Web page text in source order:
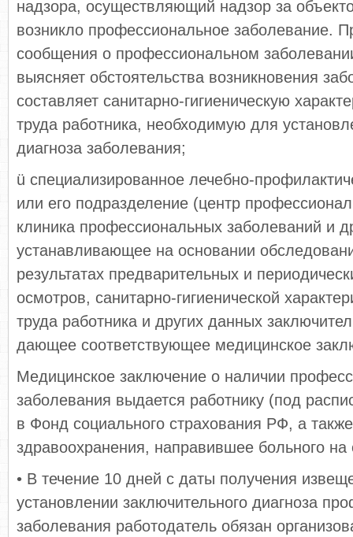
надзора, осуществляющий надзор за
возникло профессиональное заболевание.
сообщения о профессиональном
выясняет обстоятельства возникновения
составляет санитарно-гигиеническую
труда работника, необходимую для
диагноза заболевания;
ü специализированное лечебно-
или его подразделение (центр
клиника профессиональных заболеваний и
устанавливающее на основании
результатах предварительных и
осмотров, санитарно-гигиенической
труда работника и других данных
дающее соответствующее медицинское
Медицинское заключение о наличии
заболевания выдается работнику (под
в Фонд социального страхования РФ, а
здравоохранения, направившее больного
• В течение 10 дней с даты получения
установлении заключительного диагноза
заболевания работодатель обязан